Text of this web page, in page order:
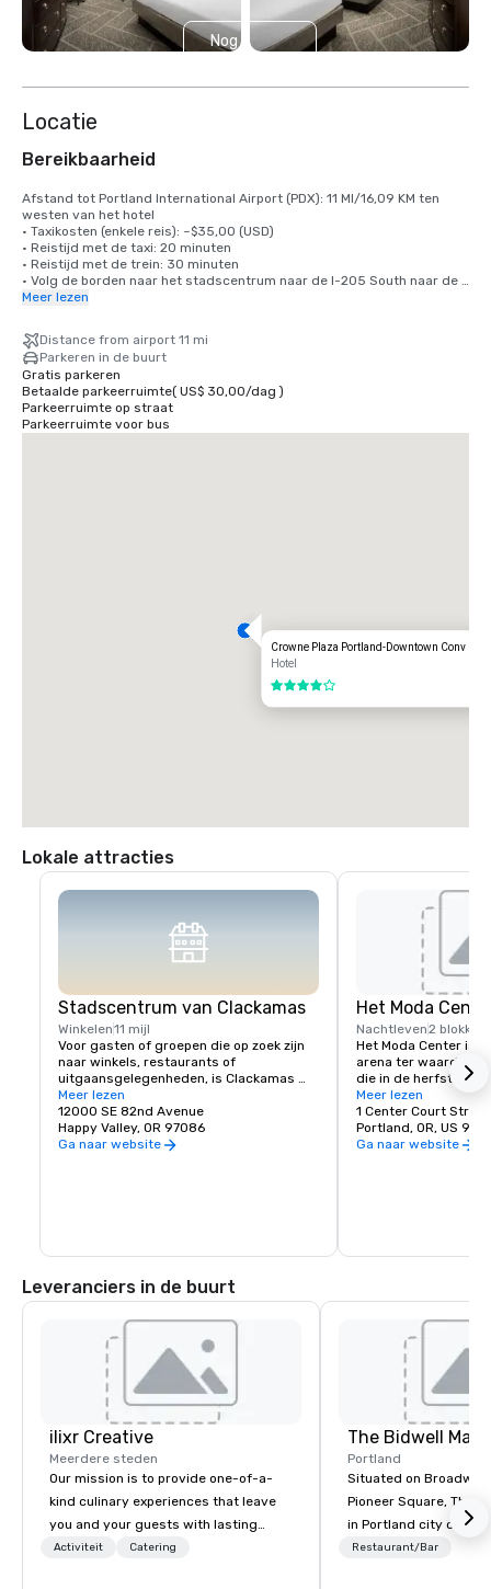
Nog 2
Locatie
Bereikbaarheid
Afstand tot Portland International Airport (PDX): 11 MI/16,09 KM ten
westen van het hotel
• Taxikosten (enkele reis): ~$35,00 (USD)
• Reistijd met de taxi: 20 minuten
• Reistijd met de trein: 30 minuten
• Volg de borden naar het stadscentrum naar de I-205 South naar de
I-84 West naar de I-5 North. Neem afrit 302A, het hotel ligt direct aan
Meer lezen
Distance from airport 11 mi
Parkeren in de buurt
Gratis parkeren
Betaalde parkeerruimte( US$ 30,00/dag )
Parkeerruimte op straat
Parkeerruimte voor bus
Crowne Plaza Portland-Downtown Conv Ctr
Hotel
4 van 5
Lokale attracties
Stadscentrum van Clackamas
Winkelen11 mijl
Voor gasten of groepen die op zoek zijn
naar winkels, restaurants of
uitgaansgelegenheden, is Clackamas
Town Center een van de grootste winkel-
en eetgelegenheden van Oregon, op 20
minuten van het hotel. Het centrum
beschikt over meer dan 150 winkels, een
Meer lezen
12000 SE 82nd Avenue
Happy Valley, OR 97086
Ga naar website
Het Moda
Nachtleven2 blokken
Het Moda Center is
arena ter waarde
die in de herfst van
en dient als
Portland Trail
Winterhawks
ook hun thuis voor
sportevenementen.
Meer lezen
1 Center Court Street
Portland, OR, US
Ga naar website
Leveranciers in de buurt
ilixr Creative
Meerdere steden
Our mission is to provide one-of-a-
kind culinary experiences that leave
you and your guests with lasting
memories and satiated palates. Every
Activiteit Catering
The Bidwell
Portland
Situated on
Pioneer Square, The
in Portland city center
edge of the forest:
Restaurant/Bar